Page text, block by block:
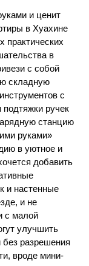
и ценит
в Хуахине
практических
в
с собой
складную
с
ручек
станцию
руками»
в уютное и
добавить
и настенные
и не
с малой
улучшить
разрешения
вроде мини-